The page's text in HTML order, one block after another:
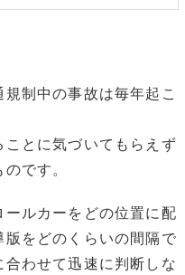
制中の事故は毎年起こ
とに気づいてもらえず
です。
ルカーをどの位置に配
をどのくらいの間隔で
わせて迅速に判断しな